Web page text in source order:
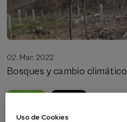
02. Mar, 2022
Bosques y cambio climático
ARTÍCULOS GAZTE ON
Uso de Cookies